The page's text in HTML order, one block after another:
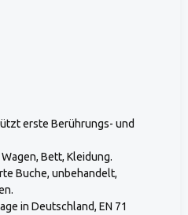
erste Berührungs- und
Bett, Kleidung.
Buche, unbehandelt,
in Deutschland, EN 71